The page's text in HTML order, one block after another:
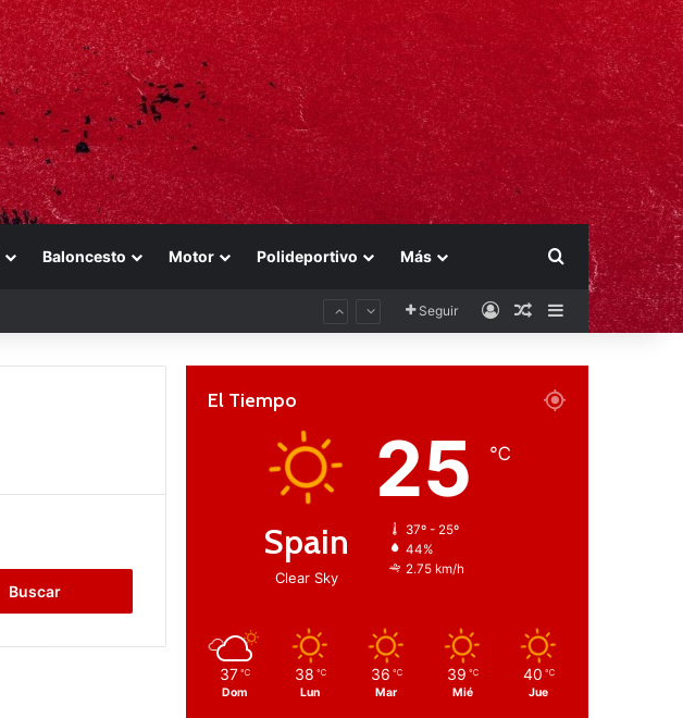
Baloncesto Motor Polideportivo Más Buscar por
Seguir AccesoPublicación al
Barra lateral
El Tiempo
Spain
Clear Sky
25 ℃
37º - 25º
44%
2.75 km/h
37 ℃
Dom
38 ℃
Lun
36 ℃
Mar
39 ℃
Mié
40 ℃
Jue